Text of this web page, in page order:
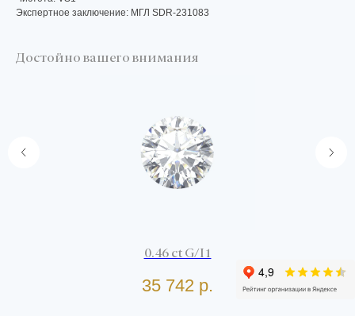
Экспертное заключение: МГЛ SDR-231083
Достойно вашего внимания
0.46 ct G/I1
35 742 р.